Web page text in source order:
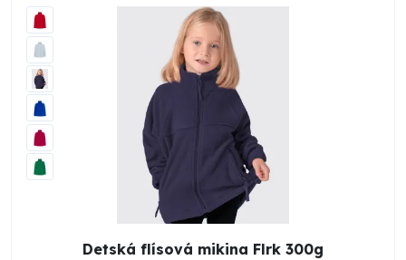
Detská flísová mikina Flrk 300g